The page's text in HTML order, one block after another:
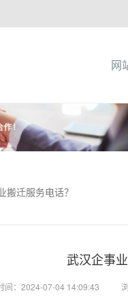
网
搬迁服务电话？
武汉企事
间：2024-07-04 14:09:43